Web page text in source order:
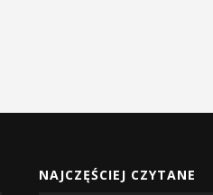
NAJCZĘŚCIEJ CZYTANE